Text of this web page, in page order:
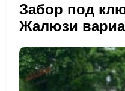
Забор под
Жалюзи